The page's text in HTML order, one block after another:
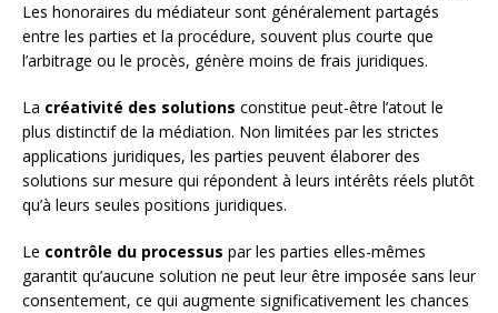
Les honoraires du médiateur sont généralement partagés
entre les parties et la procédure, souvent plus courte que
l’arbitrage ou le procès, génère moins de frais juridiques.
La créativité des solutions constitue peut-être l’atout le
plus distinctif de la médiation. Non limitées par les strictes
applications juridiques, les parties peuvent élaborer des
solutions sur mesure qui répondent à leurs intérêts réels plutôt
qu’à leurs seules positions juridiques.
Le contrôle du processus par les parties elles-mêmes
garantit qu’aucune solution ne peut leur être imposée sans leur
consentement, ce qui augmente significativement les chances